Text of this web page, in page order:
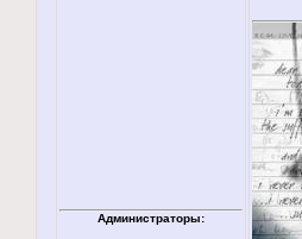
Администраторы: